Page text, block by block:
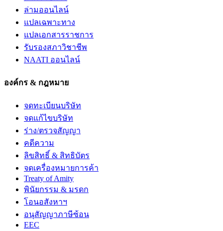
ล่ามออนไลน์
แปลเฉพาะทาง
แปลเอกสารราชการ
รับรองสภาวิชาชีพ
NAATI ออนไลน์
องค์กร & กฎหมาย
จดทะเบียนบริษัท
จดแก้ไขบริษัท
ร่าง/ตรวจสัญญา
คดีความ
ลิขสิทธิ์ & สิทธิบัตร
จดเครื่องหมายการค้า
Treaty of Amity
พินัยกรรม & มรดก
โอนอสังหาฯ
อนุสัญญาภาษีซ้อน
EEC